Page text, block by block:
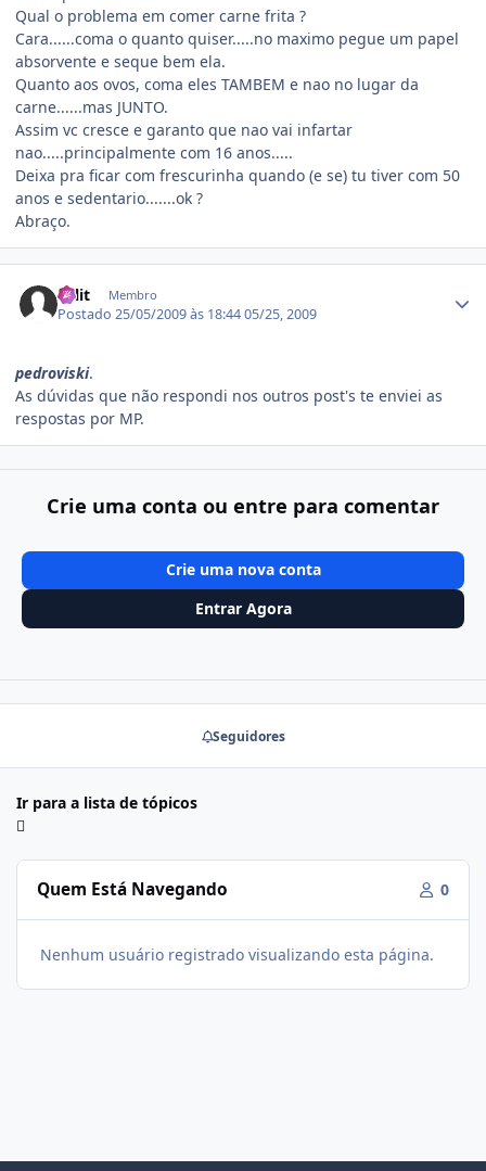
Qual o problema em comer carne frita ?
Cara......coma o quanto quiser.....no maximo pegue um papel
absorvente e seque bem ela.
Quanto aos ovos, coma eles TAMBEM e nao no lugar da
carne......mas JUNTO.
Assim vc cresce e garanto que nao vai infartar
nao.....principalmente com 16 anos.....
Deixa pra ficar com frescurinha quando (e se) tu tiver com 50
anos e sedentario.......ok ?
Abraço.
split Membro
Postado25/05/2009 às 18:4405/25, 2009
pedroviski.
As dúvidas que não respondi nos outros post's te enviei as
respostas por MP.
Crie uma conta ou entre para comentar
Crie uma nova conta
Entrar Agora
Seguidores
Ir para a lista de tópicos
Quem Está Navegando 0
Nenhum usuário registrado visualizando esta página.